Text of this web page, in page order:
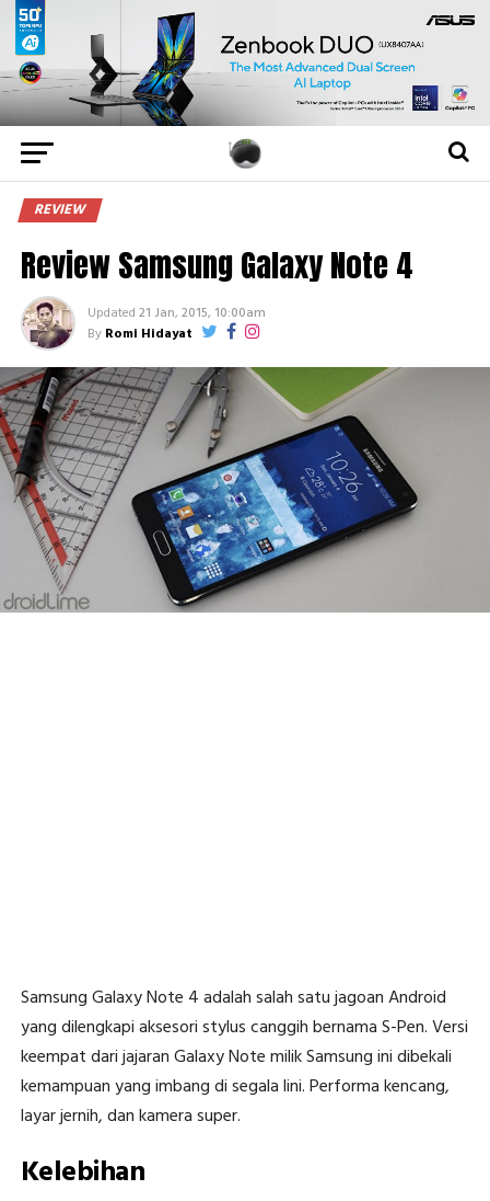
REVIEW
Review Samsung Galaxy Note 4
Updated 21 Jan, 2015, 10:00am
By Romi Hidayat
Samsung Galaxy Note 4 adalah salah satu jagoan Android
yang dilengkapi aksesori stylus canggih bernama S-Pen. Versi
keempat dari jajaran Galaxy Note milik Samsung ini dibekali
kemampuan yang imbang di segala lini. Performa kencang,
layar jernih, dan kamera super.
Kelebihan